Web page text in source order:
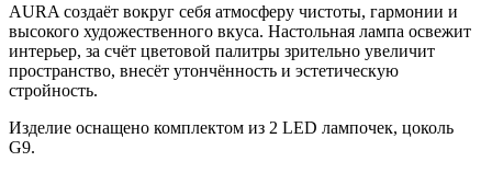
AURA создаёт вокруг себя атмосферу чистоты, гармонии и
высокого художественного вкуса. Настольная лампа освежит
интерьер, за счёт цветовой палитры зрительно увеличит
пространство, внесёт утончённость и эстетическую
стройность.
Изделие оснащено комплектом из 2 LED лампочек, цоколь
G9.